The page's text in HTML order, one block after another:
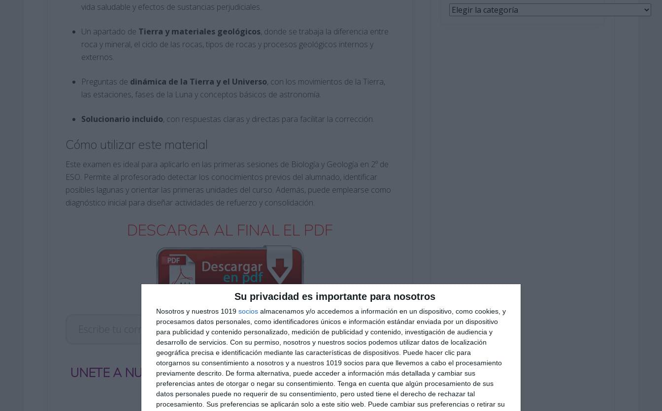
Su privacidad es importante para nosotros
Nosotros y nuestros 1019 socios almacenamos y/o accedemos a información en un dispositivo, como cookies, y
procesamos datos personales, como identificadores únicos e información estándar enviada por un dispositivo
para publicidad y contenido personalizado, medición de publicidad y contenido, investigación de audiencia y
desarrollo de servicios. Con su permiso, nosotros y nuestros socios podemos utilizar datos de localización
geográfica precisa e identificación mediante las características de dispositivos. Puede hacer clic para
otorgarnos su consentimiento a nosotros y a nuestros 1019 socios para que llevemos a cabo el procesamiento
previamente descrito. De forma alternativa, puede acceder a información más detallada y cambiar sus
preferencias antes de otorgar o negar su consentimiento. Tenga en cuenta que algún procesamiento de sus
datos personales puede no requerir de su consentimiento, pero usted tiene el derecho de rechazar tal
procesamiento. Sus preferencias se aplicarán solo a este sitio web. Puede cambiar sus preferencias o retirar su
vida saludable y efectos de sustancias perjudiciales.
Un apartado de Tierra y materiales geológicos, donde se trabaja la diferencia entre
roca y mineral, el ciclo de las rocas, tipos de rocas y procesos geológicos internos y
externos.
Preguntas de dinámica de la Tierra y el Universo, con los movimientos de la Tierra,
las estaciones, fases de la Luna y conceptos básicos de astronomía.
Solucionario incluido, con respuestas claras y directas para facilitar la corrección.
Cómo utilizar este material
Este examen es ideal para aplicarlo en las primeras sesiones de Biología y Geología en 2º de
ESO. Permite al profesorado detectar los conocimientos previos del alumnado, identificar
posibles lagunas y orientar las primeras unidades del curso. Además, puede emplearse como
diagnóstico inicial para diseñar actividades de refuerzo y consolidación.
DESCARGA AL FINAL EL PDF
Suscribirse
Únete a otros 553 suscriptores
UNETE A NUESTRO GRUPO EXCLUSIVO DE WHATSAPP
Categorías